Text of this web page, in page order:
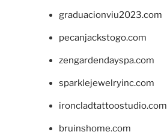
graduacionviu2023.com
pecanjackstogo.com
zengardendayspa.com
sparklejewelryinc.com
ironcladtattoostudio.com
bruinshome.com